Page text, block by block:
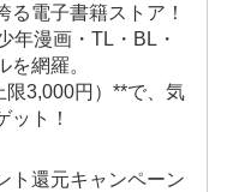
電子書籍ストア！
年漫画・TL・BL・
を網羅。
3,000円）**で、気
ット！
ト還元キャンペーン